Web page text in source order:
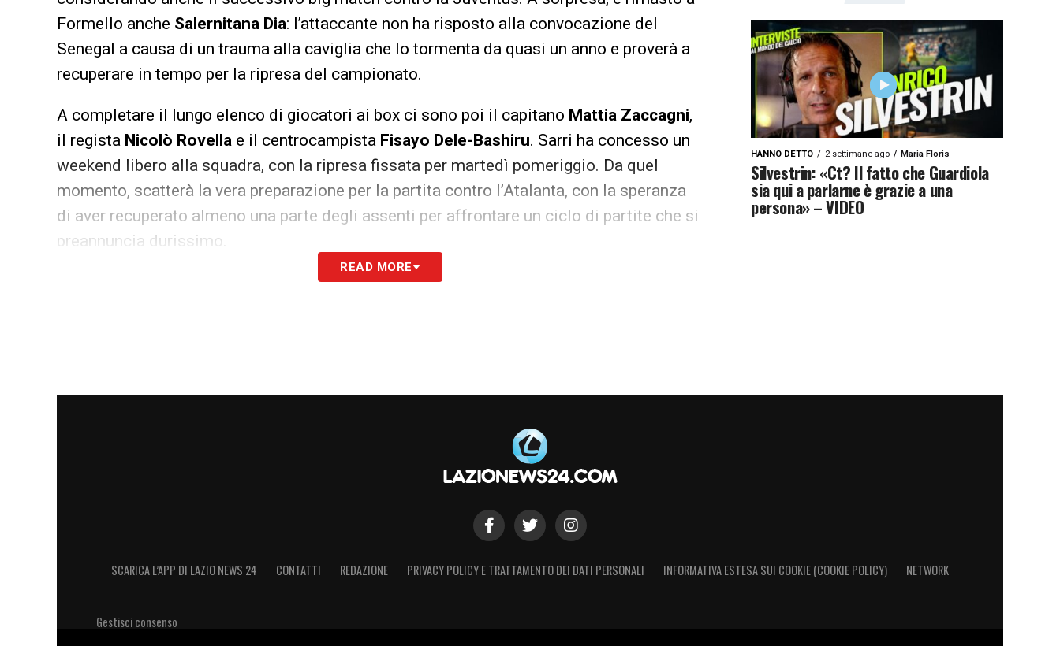
Formello anche Salernitana Dia: l’attaccante non ha risposto alla convocazione del
Senegal a causa di un trauma alla caviglia che lo tormenta da quasi un anno e proverà a
recuperare in tempo per la ripresa del campionato.
A completare il lungo elenco di giocatori ai box ci sono poi il capitano Mattia Zaccagni,
il regista Nicolò Rovella e il centrocampista Fisayo Dele-Bashiru. Sarri ha concesso un
weekend libero alla squadra, con la ripresa fissata per martedì pomeriggio. Da quel
momento, scatterà la vera preparazione per la partita contro l’Atalanta, con la speranza
di aver recuperato almeno una parte degli assenti per affrontare un ciclo di partite che si
preannuncia durissimo.
READ MORE
HANNO DETTO 2 settimane ago Maria Floris
Silvestrin: «Ct? Il fatto che Guardiola
sia qui a parlarne è grazie a una
persona» – VIDEO
SCARICA L’APP DI LAZIO NEWS 24 CONTATTI REDAZIONE PRIVACY POLICY E TRATTAMENTO DEI DATI PERSONALI INFORMATIVA ESTESA SUI COOKIE (COOKIE POLICY) NETWORK
Gestisci consenso